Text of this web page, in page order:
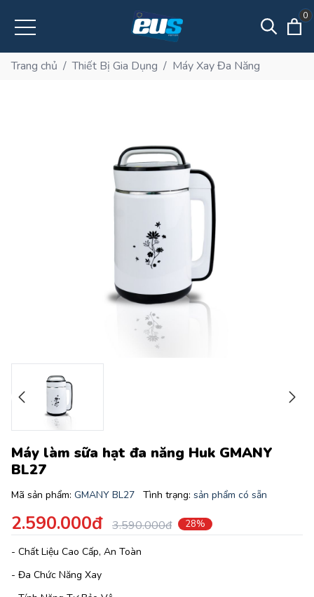
0
Trang chủ / Thiết Bị Gia Dụng / Máy Xay Đa Năng
Máy làm sữa hạt đa năng Huk GMANY
BL27
Mã sản phẩm: GMANY BL27 Tình trạng: sản phẩm có sẵn
2.590.000đ 3.590.000đ 28%
- Chất Liệu Cao Cấp, An Toàn
- Đa Chức Năng Xay